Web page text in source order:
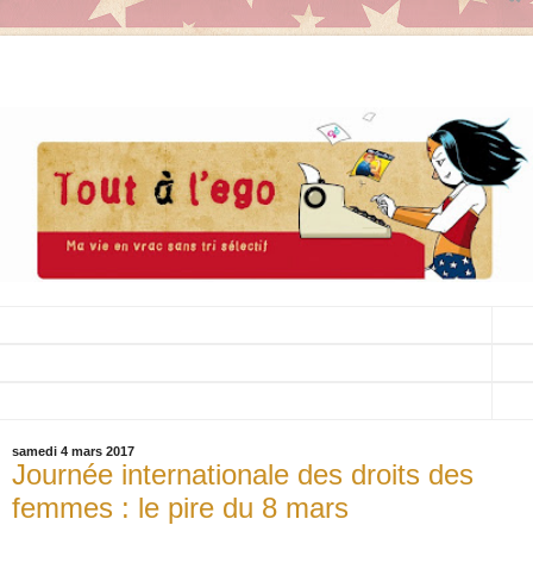
samedi 4 mars 2017
Journée internationale des droits des
femmes : le pire du 8 mars